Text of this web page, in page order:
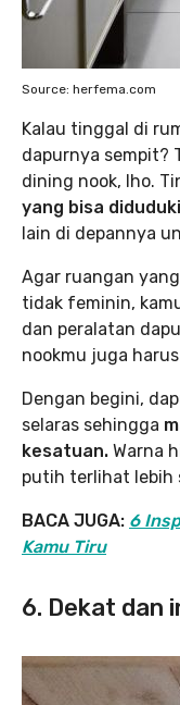
Source: herfema.com
Kalau tinggal di
dapurnya sempit?
dining nook, lho.
yang bisa
lain di depannya
Agar ruangan
tidak feminin,
dan peralatan
nookmu juga
Dengan begini,
selaras sehingga
kesatuan. Warna
putih terlihat lebih
BACA JUGA: 6
Kamu Tiru
6. Dekat dan